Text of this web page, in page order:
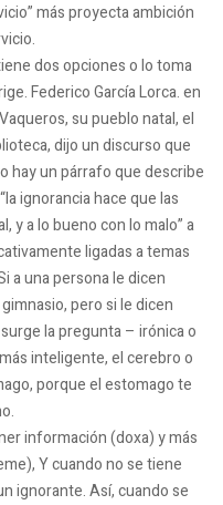
más proyecta ambición
dos opciones o lo toma
Federico García Lorca. en
su pueblo natal, el
dijo un discurso que
hay un párrafo que describe
ignorancia hace que las
y a lo bueno con lo malo” a
ligadas a temas
a una persona le dicen
pero si le dicen
la pregunta – irónica o
inteligente, el cerebro o
porque el estomago te
información (doxa) y más
Y cuando no se tiene
ignorante. Así, cuando se